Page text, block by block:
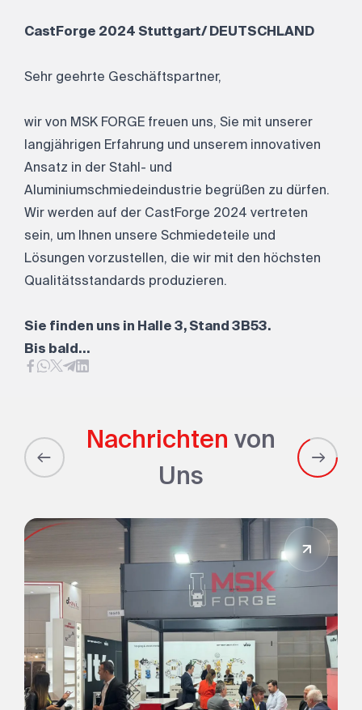
CastForge 2024 Stuttgart/ DEUTSCHLAND
Sehr geehrte Geschäftspartner,
wir von MSK FORGE freuen uns, Sie mit unserer
langjährigen Erfahrung und unserem innovativen
Ansatz in der Stahl- und
Aluminiumschmiedeindustrie begrüßen zu dürfen.
Wir werden auf der CastForge 2024 vertreten
sein, um Ihnen unsere Schmiedeteile und
Lösungen vorzustellen, die wir mit den höchsten
Qualitätsstandards produzieren.
Sie finden uns in Halle 3, Stand 3B53.
Bis bald…
Nachrichtenvon
Uns